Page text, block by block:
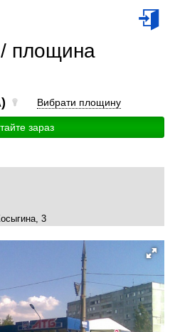
/ площина
Вибрати площину
зараз
3